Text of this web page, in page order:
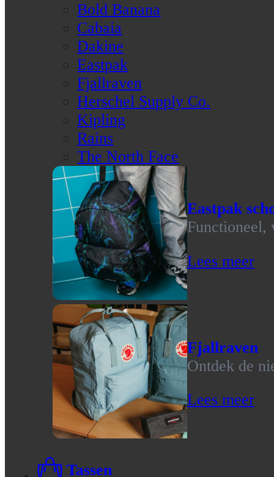
Bold Banana
Cabaia
Dakine
Eastpak
Fjallraven
Herschel Supply Co.
Kipling
Rains
The North Face
Eastpak
Functioneel,
Lees meer
Fjallraven
Ontdek de
Lees meer
Tassen